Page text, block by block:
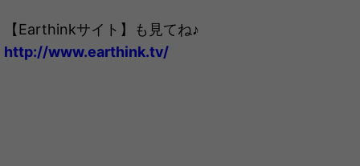
【Earthinkサイト】も見てね♪
http://www.earthink.tv/